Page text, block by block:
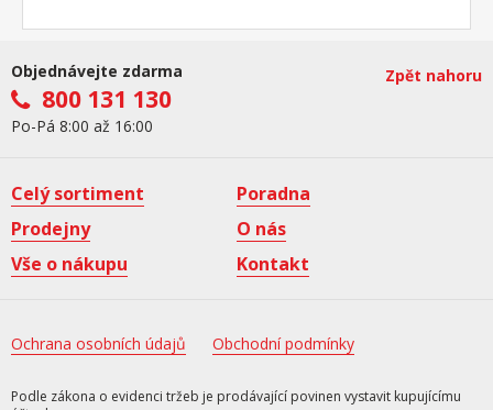
Objednávejte zdarma
800 131 130
Po-Pá 8:00 až 16:00
Zpět nahoru
Celý sortiment
Poradna
Prodejny
O nás
Vše o nákupu
Kontakt
Ochrana osobních údajů Obchodní podmínky
Podle zákona o evidenci tržeb je prodávající povinen vystavit kupujícímu